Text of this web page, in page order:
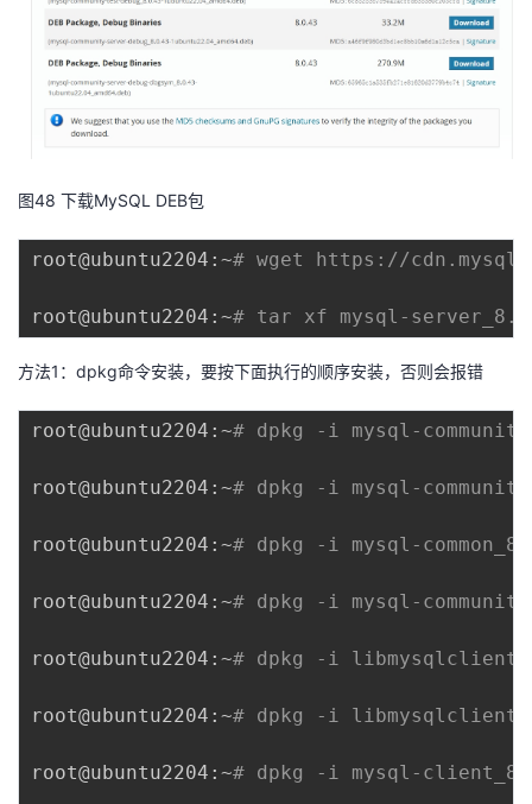
图48 下载MySQL DEB包
root@ubuntu2204:~# wget https://
root@ubuntu2204:~# tar xf mysql-
方法1：dpkg命令安装，要按下面执行的顺序安装，否则会报错
root@ubuntu2204:~# dpkg -i mysql-
root@ubuntu2204:~# dpkg -i mysql-
root@ubuntu2204:~# dpkg -i mysql-
root@ubuntu2204:~# dpkg -i mysql-
root@ubuntu2204:~# dpkg -i
root@ubuntu2204:~# dpkg -i libmysqlclient-
root@ubuntu2204:~# dpkg -i mysql-